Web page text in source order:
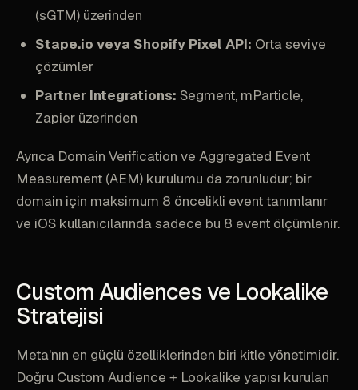
(sGTM) üzerinden
Stape.io veya Shopify Pixel API: Orta seviye
çözümler
Partner Integrations: Segment, mParticle,
Zapier üzerinden
Ayrıca Domain Verification ve Aggregated Event
Measurement (AEM) kurulumu da zorunludur; bir
domain için maksimum 8 öncelikli event tanımlanır
ve iOS kullanıcılarında sadece bu 8 event ölçümlenir.
Custom Audiences ve Lookalike
Stratejisi
Meta'nın en güçlü özelliklerinden biri kitle yönetimidir.
Doğru Custom Audience + Lookalike yapısı kurulan